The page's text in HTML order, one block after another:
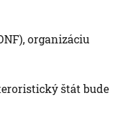
organizáciu
štát bude